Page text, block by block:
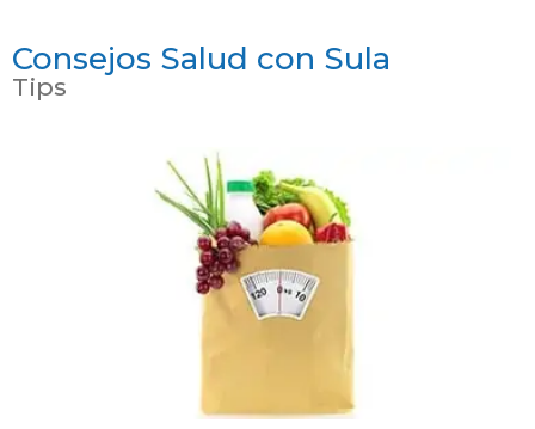
Consejos Salud con Sula
Tips